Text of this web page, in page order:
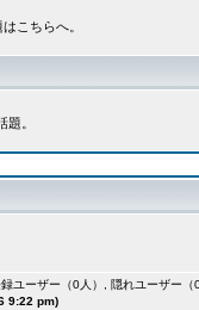
こちらへ。
。
録ユーザー（0人）, 隠れユーザー
9:22 pm)